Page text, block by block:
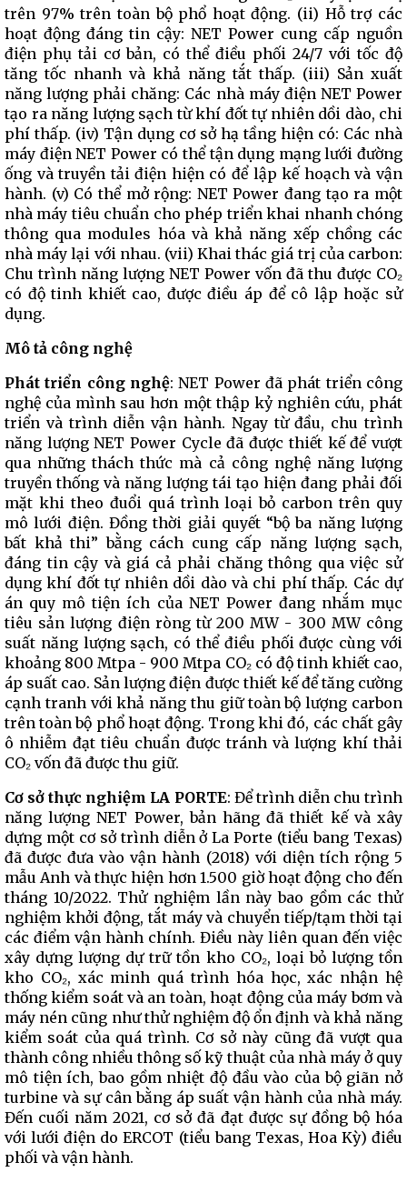
trên 97% trên toàn bộ phổ hoạt động. (ii) Hỗ trợ các
hoạt động đáng tin cậy: NET Power cung cấp nguồn
điện phụ tải cơ bản, có thể điều phối 24/7 với tốc độ
tăng tốc nhanh và khả năng tắt thấp. (iii) Sản xuất
năng lượng phải chăng: Các nhà máy điện NET Power
tạo ra năng lượng sạch từ khí đốt tự nhiên dồi dào, chi
phí thấp. (iv) Tận dụng cơ sở hạ tầng hiện có: Các nhà
máy điện NET Power có thể tận dụng mạng lưới đường
ống và truyền tải điện hiện có để lập kế hoạch và vận
hành. (v) Có thể mở rộng: NET Power đang tạo ra một
nhà máy tiêu chuẩn cho phép triển khai nhanh chóng
thông qua modules hóa và khả năng xếp chồng các
nhà máy lại với nhau. (vii) Khai thác giá trị của carbon:
Chu trình năng lượng NET Power vốn đã thu được CO₂
có độ tinh khiết cao, được điều áp để cô lập hoặc sử
dụng.
Mô tả công nghệ
Phát triển công nghệ: NET Power đã phát triển công
nghệ của mình sau hơn một thập kỷ nghiên cứu, phát
triển và trình diễn vận hành. Ngay từ đầu, chu trình
năng lượng NET Power Cycle đã được thiết kế để vượt
qua những thách thức mà cả công nghệ năng lượng
truyền thống và năng lượng tái tạo hiện đang phải đối
mặt khi theo đuổi quá trình loại bỏ carbon trên quy
mô lưới điện. Đồng thời giải quyết “bộ ba năng lượng
bất khả thi” bằng cách cung cấp năng lượng sạch,
đáng tin cậy và giá cả phải chăng thông qua việc sử
dụng khí đốt tự nhiên dồi dào và chi phí thấp. Các dự
án quy mô tiện ích của NET Power đang nhắm mục
tiêu sản lượng điện ròng từ 200 MW - 300 MW công
suất năng lượng sạch, có thể điều phối được cùng với
khoảng 800 Mtpa - 900 Mtpa CO₂ có độ tinh khiết cao,
áp suất cao. Sản lượng điện được thiết kế để tăng cường
cạnh tranh với khả năng thu giữ toàn bộ lượng carbon
trên toàn bộ phổ hoạt động. Trong khi đó, các chất gây
ô nhiễm đạt tiêu chuẩn được tránh và lượng khí thải
CO₂ vốn đã được thu giữ.
Cơ sở thực nghiệm LA PORTE: Để trình diễn chu trình
năng lượng NET Power, bản hãng đã thiết kế và xây
dựng một cơ sở trình diễn ở La Porte (tiểu bang Texas)
đã được đưa vào vận hành (2018) với diện tích rộng 5
mẫu Anh và thực hiện hơn 1.500 giờ hoạt động cho đến
tháng 10/2022. Thử nghiệm lần này bao gồm các thử
nghiệm khởi động, tắt máy và chuyển tiếp/tạm thời tại
các điểm vận hành chính. Điều này liên quan đến việc
xây dựng lượng dự trữ tồn kho CO₂, loại bỏ lượng tồn
kho CO₂, xác minh quá trình hóa học, xác nhận hệ
thống kiểm soát và an toàn, hoạt động của máy bơm và
máy nén cũng như thử nghiệm độ ổn định và khả năng
kiểm soát của quá trình. Cơ sở này cũng đã vượt qua
thành công nhiều thông số kỹ thuật của nhà máy ở quy
mô tiện ích, bao gồm nhiệt độ đầu vào của bộ giãn nở
turbine và sự cân bằng áp suất vận hành của nhà máy.
Đến cuối năm 2021, cơ sở đã đạt được sự đồng bộ hóa
với lưới điện do ERCOT (tiểu bang Texas, Hoa Kỳ) điều
phối và vận hành.